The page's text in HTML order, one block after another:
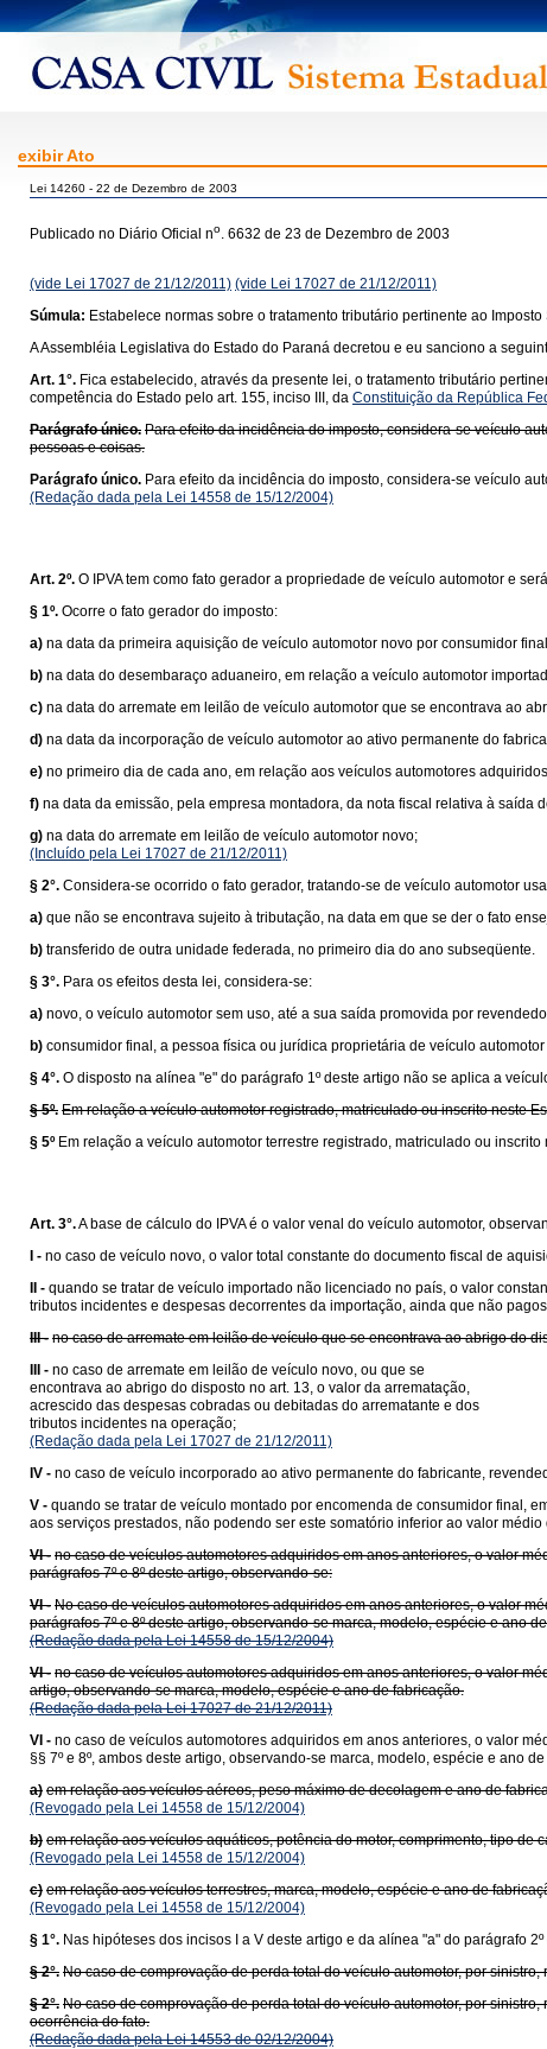
exibir Ato
Lei 14260 - 22 de Dezembro de 2003
Publicado no Diário Oficial no. 6632 de 23 de Dezembro de 2003
(vide Lei 17027 de 21/12/2011) (vide Lei 17027 de 21/12/2011)
Súmula: Estabelece normas sobre o tratamento tributário pertinente ao
A Assembléia Legislativa do Estado do Paraná decretou e eu sanciono a
Art. 1°. Fica estabelecido, através da presente lei, o tratamento tributário
competência do Estado pelo art. 155, inciso III, da Constituição da República
Parágrafo único. Para efeito da incidência do imposto, considera-se veículo
pessoas e coisas.
Parágrafo único. Para efeito da incidência do imposto, considera-se veículo
(Redação dada pela Lei 14558 de 15/12/2004)
Art. 2º. O IPVA tem como fato gerador a propriedade de veículo automotor e
§ 1º. Ocorre o fato gerador do imposto:
a) na data da primeira aquisição de veículo automotor novo por consumidor
b) na data do desembaraço aduaneiro, em relação a veículo automotor
c) na data do arremate em leilão de veículo automotor que se encontrava ao
d) na data da incorporação de veículo automotor ao ativo permanente do
e) no primeiro dia de cada ano, em relação aos veículos automotores
f) na data da emissão, pela empresa montadora, da nota fiscal relativa à
g) na data do arremate em leilão de veículo automotor novo;
(Incluído pela Lei 17027 de 21/12/2011)
§ 2°. Considera-se ocorrido o fato gerador, tratando-se de veículo automotor
a) que não se encontrava sujeito à tributação, na data em que se der o fato
b) transferido de outra unidade federada, no primeiro dia do ano subseqüente.
§ 3°. Para os efeitos desta lei, considera-se:
a) novo, o veículo automotor sem uso, até a sua saída promovida por
b) consumidor final, a pessoa física ou jurídica proprietária de veículo
§ 4°. O disposto na alínea "e" do parágrafo 1º deste artigo não se aplica a
§ 5º. Em relação a veículo automotor registrado, matriculado ou inscrito neste
§ 5º Em relação a veículo automotor terrestre registrado, matriculado ou
Art. 3°.A base de cálculo do IPVA é o valor venal do veículo automotor,
I - no caso de veículo novo, o valor total constante do documento fiscal de
II - quando se tratar de veículo importado não licenciado no país, o valor
tributos incidentes e despesas decorrentes da importação, ainda que não
III - no caso de arremate em leilão de veículo que se encontrava ao abrigo do
III - no caso de arremate em leilão de veículo novo, ou que se
encontrava ao abrigo do disposto no art. 13, o valor da arrematação,
acrescido das despesas cobradas ou debitadas do arrematante e dos
tributos incidentes na operação;
(Redação dada pela Lei 17027 de 21/12/2011)
IV - no caso de veículo incorporado ao ativo permanente do fabricante,
V - quando se tratar de veículo montado por encomenda de consumidor final,
aos serviços prestados, não podendo ser este somatório inferior ao valor médio
VI - no caso de veículos automotores adquiridos em anos anteriores, o valor
parágrafos 7º e 8º deste artigo, observando-se:
VI - No caso de veículos automotores adquiridos em anos anteriores, o valor
parágrafos 7º e 8º deste artigo, observando-se marca, modelo, espécie e ano
(Redação dada pela Lei 14558 de 15/12/2004)
VI - no caso de veículos automotores adquiridos em anos anteriores, o valor
artigo, observando-se marca, modelo, espécie e ano de fabricação.
(Redação dada pela Lei 17027 de 21/12/2011)
VI - no caso de veículos automotores adquiridos em anos anteriores, o valor
§§ 7º e 8º, ambos deste artigo, observando-se marca, modelo, espécie e ano
a) em relação aos veículos aéreos, peso máximo de decolagem e ano de
(Revogado pela Lei 14558 de 15/12/2004)
b) em relação aos veículos aquáticos, potência do motor, comprimento, tipo de
(Revogado pela Lei 14558 de 15/12/2004)
c) em relação aos veículos terrestres, marca, modelo, espécie e ano de
(Revogado pela Lei 14558 de 15/12/2004)
§ 1°. Nas hipóteses dos incisos I a V deste artigo e da alínea "a" do parágrafo
§ 2°. No caso de comprovação de perda total do veículo automotor, por
§ 2°. No caso de comprovação de perda total do veículo automotor, por
ocorrência do fato.
(Redação dada pela Lei 14553 de 02/12/2004)